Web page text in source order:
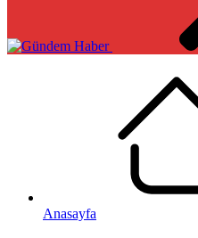
Anasayfa